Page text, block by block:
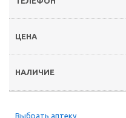
Выбрать аптеку